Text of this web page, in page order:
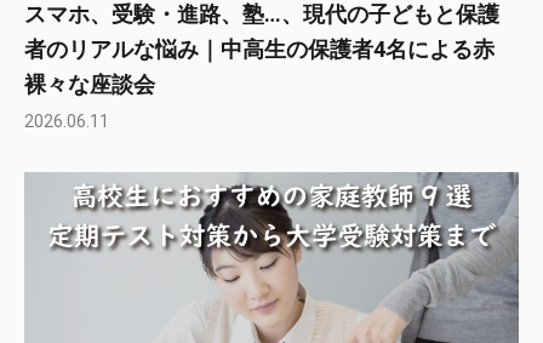
スマホ、受験・進路、塾…、現代の子どもと保護
者のリアルな悩み｜中高生の保護者4名による赤
裸々な座談会
2026.06.11